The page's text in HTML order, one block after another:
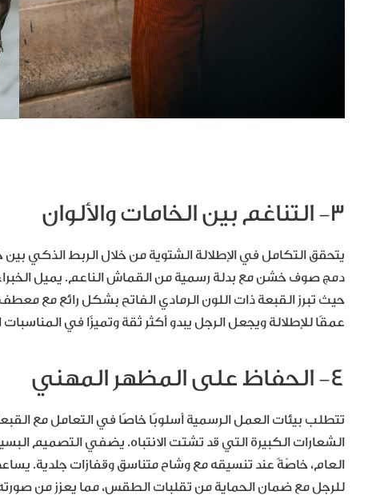
٣- التناغم بين الخامات والألوان
يتحقق التكامل في الإطلالة الشتوية من خلال الربط الذكي بين
دمج صوف خشن مع بدلة رسمية من القماش الناعم. يميل
حيث تبرز القبعة ذات اللون الرمادي الفاتح بشكل رائع مع
عمقًا للإطلالة ويجعل الرجل يبدو أكثر ثقة وتميزًا في
٤- الحفاظ على المظهر المهني
تتطلب بيئات العمل الرسمية أسلوبًا خاصًا في التعامل مع
الشعارات الكبيرة التي قد تشتت الانتباه. يضفي التصميم
العام، خاصّةً عند تنسيقه مع وشاح متناسق وقفازات جلدية.
للرجل مع ضمان الحماية من تقلبات الطقس، مما يعزز من